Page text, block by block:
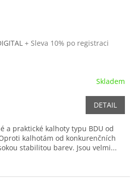
+ Sleva 10% po registraci
Skladem
DETAIL
a praktické kalhoty typu BDU od
kalhotám od konkurenčních
stabilitou barev. Jsou velmi...